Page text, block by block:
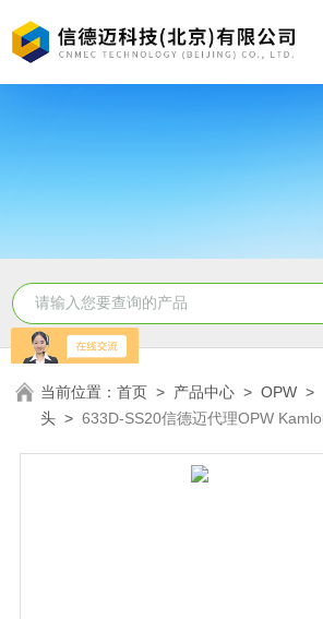
当前位置：首页 > 产品中心 >OPW >
头 >633D-SS20信德迈代理OPW